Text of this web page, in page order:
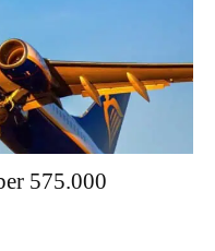
575.000